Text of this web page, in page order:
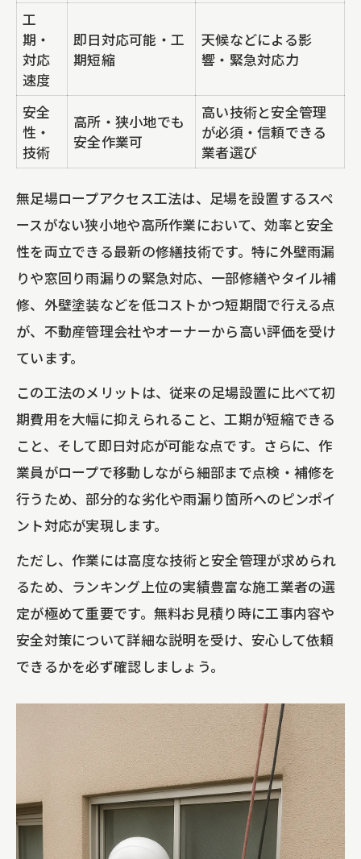
工
期・
対応
速度
即日対応可能・工
期短縮
天候などによる影
響・緊急対応力
安全
性・
技術
高所・狭小地でも
安全作業可
高い技術と安全管理
が必須・信頼できる
業者選び
無足場ロープアクセス工法は、足場を設置するスペ
ースがない狭小地や高所作業において、効率と安全
性を両立できる最新の修繕技術です。特に外壁雨漏
りや窓回り雨漏りの緊急対応、一部修繕やタイル補
修、外壁塗装などを低コストかつ短期間で行える点
が、不動産管理会社やオーナーから高い評価を受け
ています。
この工法のメリットは、従来の足場設置に比べて初
期費用を大幅に抑えられること、工期が短縮できる
こと、そして即日対応が可能な点です。さらに、作
業員がロープで移動しながら細部まで点検・補修を
行うため、部分的な劣化や雨漏り箇所へのピンポイ
ント対応が実現します。
ただし、作業には高度な技術と安全管理が求められ
るため、ランキング上位の実績豊富な施工業者の選
定が極めて重要です。無料お見積り時に工事内容や
安全対策について詳細な説明を受け、安心して依頼
できるかを必ず確認しましょう。